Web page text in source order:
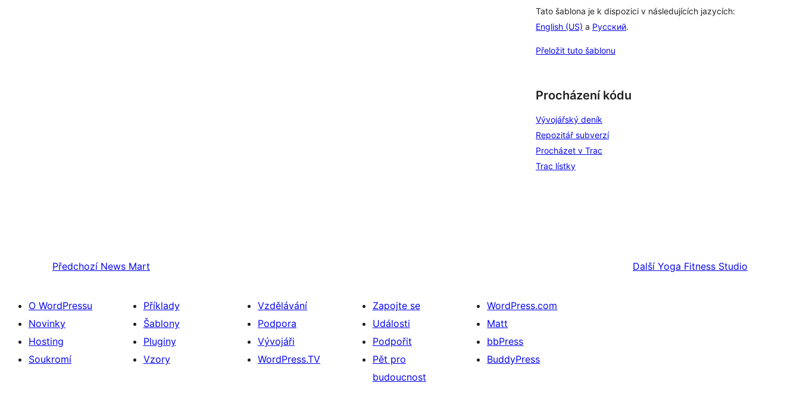
Tato šablona je k dispozici v následujících jazycích:
English (US) a Русский.
Přeložit tuto šablonu
Procházení kódu
Vývojářský deník
Repozitář subverzí
Procházet v Trac
Trac lístky
Předchozí News Mart Další Yoga Fitness Studio
O WordPressu
Novinky
Hosting
Soukromí
Příklady
Šablony
Pluginy
Vzory
Vzdělávání
Podpora
Vývojáři
WordPress.TV
Zapojte se
Události
Podpořit
Pět pro
budoucnost
WordPress.com
Matt
bbPress
BuddyPress